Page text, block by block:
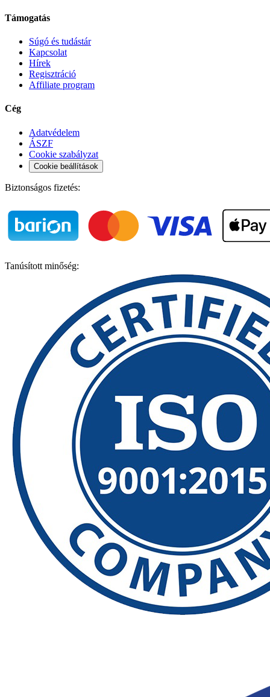
Támogatás
Súgó és tudástár
Kapcsolat
Hírek
Regisztráció
Affiliate program
Cég
Adatvédelem
ÁSZF
Cookie szabályzat
Cookie beállítások
Biztonságos fizetés:
Tanúsított minőség: